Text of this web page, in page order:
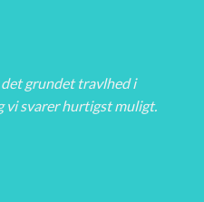
grundet travlhed i
vi svarer hurtigst muligt.